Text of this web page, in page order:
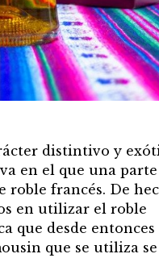
distintivo y
en el que una
roble francés. De
en utilizar el roble
que desde entonces
que se utiliza